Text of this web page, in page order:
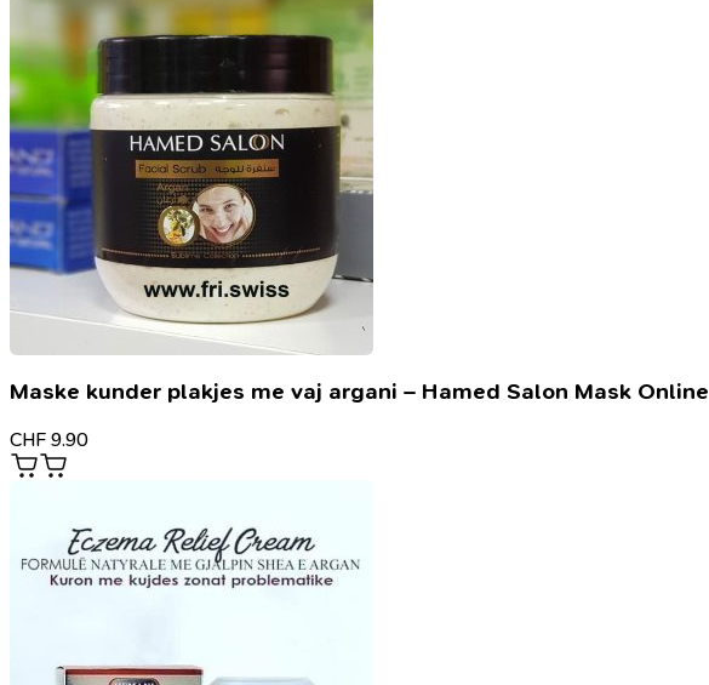
Maske kunder plakjes me vaj argani – Hamed Salon Mask Online
CHF 9.90